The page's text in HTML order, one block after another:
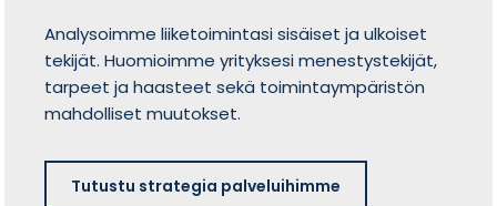
Analysoimme liiketoimintasi sisäiset ja ulkoiset
tekijät. Huomioimme yrityksesi menestystekijät,
tarpeet ja haasteet sekä toimintaympäristön
mahdolliset muutokset.
Tutustu strategia palveluihimme